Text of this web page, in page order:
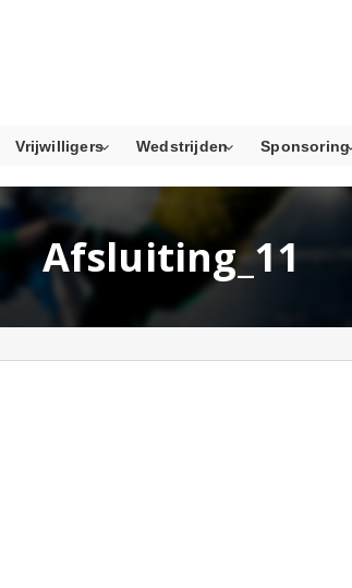
Vrijwilligers Wedstrijden Sponsoring
Afsluiting_11